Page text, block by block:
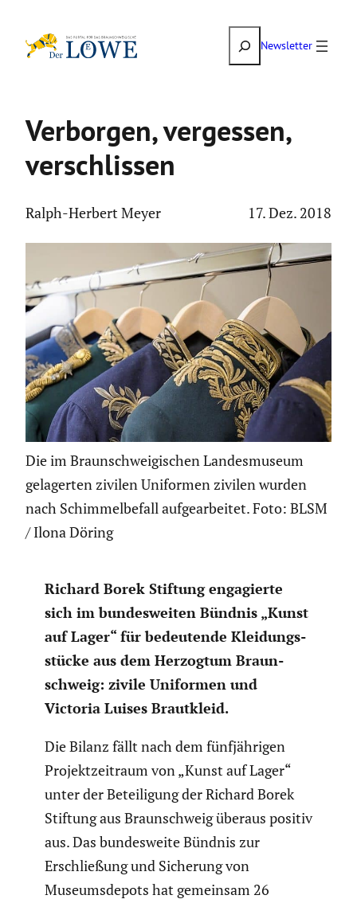
Inhalt
SuchenNewsletter
Verborgen, vergessen,
verschlissen
Ralph-Herbert Meyer 17. Dez. 2018
Die im Braunschweigischen Landesmuseum
gelagerten zivilen Uniformen zivilen wurden
nach Schimmelbefall aufgearbeitet. Foto: BLSM
/ Ilona Döring
Richard Borek Stiftung engagierte
sich im bundes­weiten Bündnis „Kunst
auf Lager“ für bedeu­tende Kleidungs­
stücke aus dem Herzogtum Braun­
schweig: zivile Uniformen und
Victoria Luises Braut­kleid.
Die Bilanz fällt nach dem fünfjäh­rigen
Projekt­zeit­raum von „Kunst auf Lager“
unter der Betei­li­gung der Richard Borek
Stiftung aus Braun­schweig überaus positiv
aus. Das bundes­weite Bündnis zur
Erschlie­ßung und Sicherung von
Museums­de­pots hat gemeinsam 26